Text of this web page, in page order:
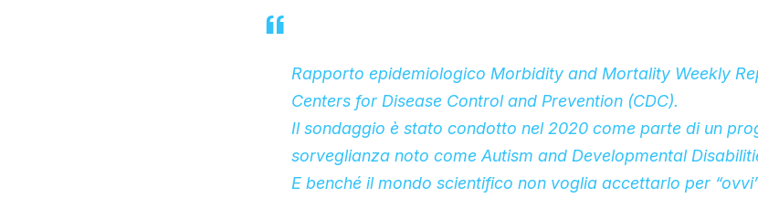
Rapporto epidemiologico Morbidity and Mortality Weekly
Centers for Disease Control and Prevention (CDC).
Il sondaggio è stato condotto nel 2020 come parte di un
sorveglianza noto come Autism and Developmental
E benché il mondo scientifico non voglia accettarlo per